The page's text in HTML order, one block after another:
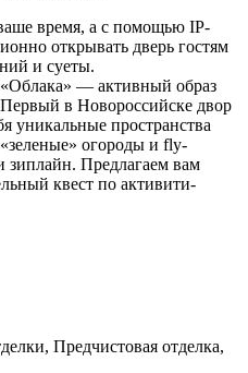
время, а с помощью IP-
открывать дверь гостям
и суеты.
— активный образ
в Новороссийске двор
уникальные пространства
огороды и fly-
зиплайн. Предлагаем вам
квест по активити-
Предчистовая отделка,